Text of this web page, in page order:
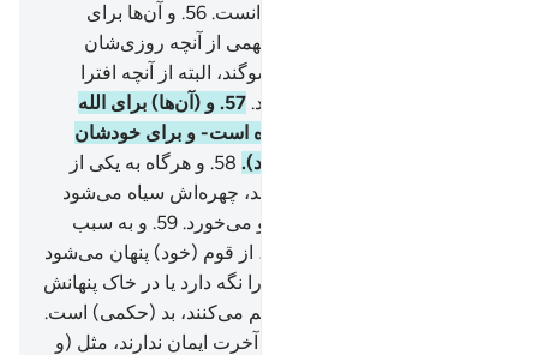
بهره گیرید، که بزودی خواهید دانست. 56
. و آن‌ها برای
چیزی (=بتانی) که نمی‌دانند، سهمی از آنچه روزی‌شان
داده‌ایم قرار می‌دهند، به الله سوگند، البته از آنچه افترا
می‌بندید، بازخواست خواهید شد. 57
. و (آن‌ها) برای الله
دختران قرار می‌دهند، - او منزه است- و برای خودشان
آنچه را میل دارند (قرار می‌دهند). 58
. و هرگاه به یکی از
آن‌ها به (تولد) دختر بشارت دهند، چهره‌اش سیاه می‌شود
در حالی‌که او خشم خود را فرو می‌خورد. 59
. و به سبب
بشارتِ بدی که به او داده شده، از قوم (خود) پنهان می‌شود
(می‌اندیشد که) آیا با خواری او را نگه دارد یا در خاک پنهانش
کند؟! آگاه باشید آنچه را که حکم می‌کنند، بد (حکمی) است.
برای کسانی‌که به (سرای) آخرت ایمان ندارند، مثل (و